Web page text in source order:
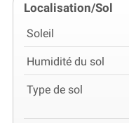
Localisation/Sol
Soleil
Humidité du sol
Type de sol